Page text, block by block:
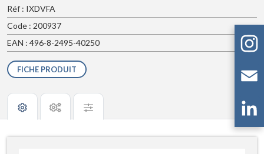
Réf : IXDVFA
Code : 200937
EAN : 496-8-2495-40250
FICHE PRODUIT